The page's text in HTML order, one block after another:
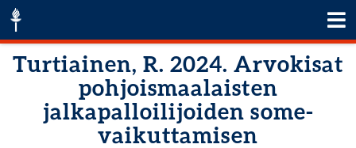
Turtiainen, R. 2024. Arvokisat
pohjoismaalaisten
jalkapalloilijoiden some-
vaikuttamisen